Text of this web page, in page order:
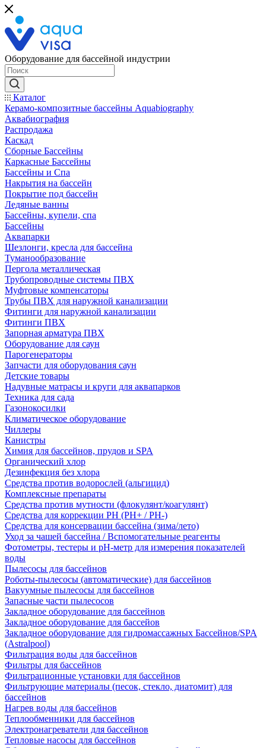
Оборудование для бассейной индустрии
Каталог
Керамо-композитные бассейны Aquabiography
Аквабиография
Распродажа
Каскад
Сборные Бассейны
Каркасные Бассейны
Бассейны и Спа
Накрытия на бассейн
Покрытие под бассейн
Ледяные ванны
Бассейны, купели, спа
Бассейны
Аквапарки
Шезлонги, кресла для бассейна
Туманообразование
Пергола металлическая
Трубопроводные системы ПВХ
Муфтовые компенсаторы
Трубы ПВХ для наружной канализации
Фитинги для наружной канализации
Фитинги ПВХ
Запорная арматура ПВХ
Оборудование для саун
Парогенераторы
Запчасти для оборудования саун
Детские товары
Надувные матрасы и круги для аквапарков
Техника для сада
Газонокосилки
Климатическое оборудование
Чиллеры
Канистры
Химия для бассейнов, прудов и SPA
Органический хлор
Дезинфекция без хлора
Средства против водорослей (альгицид)
Комплексные препараты
Средства против мутности (флокулянт/коагулянт)
Средства для коррекции PH (PH+ / PH-)
Средства для консервации бассейна (зима/лето)
Уход за чашей бассейна / Вспомогательные реагенты
Фотометры, тестеры и рН-метр для измерения показателей
воды
Пылесосы для бассейнов
Роботы-пылесосы (автоматические) для бассейнов
Вакуумные пылесосы для бассейнов
Запасные части пылесосов
Закладное оборудование для бассейнов
Закладное оборудование для бассейов
Закладное оборудование для гидромассажных Бассейнов/SPA
(Astralpool)
Фильтрация воды для бассейнов
Фильтры для бассейнов
Фильтрационные установки для бассейнов
Фильтрующие материалы (песок, стекло, диатомит) для
бассейнов
Нагрев воды для бассейнов
Теплообменники для бассейнов
Электронагреватели для бассейнов
Тепловые насосы для бассейнов